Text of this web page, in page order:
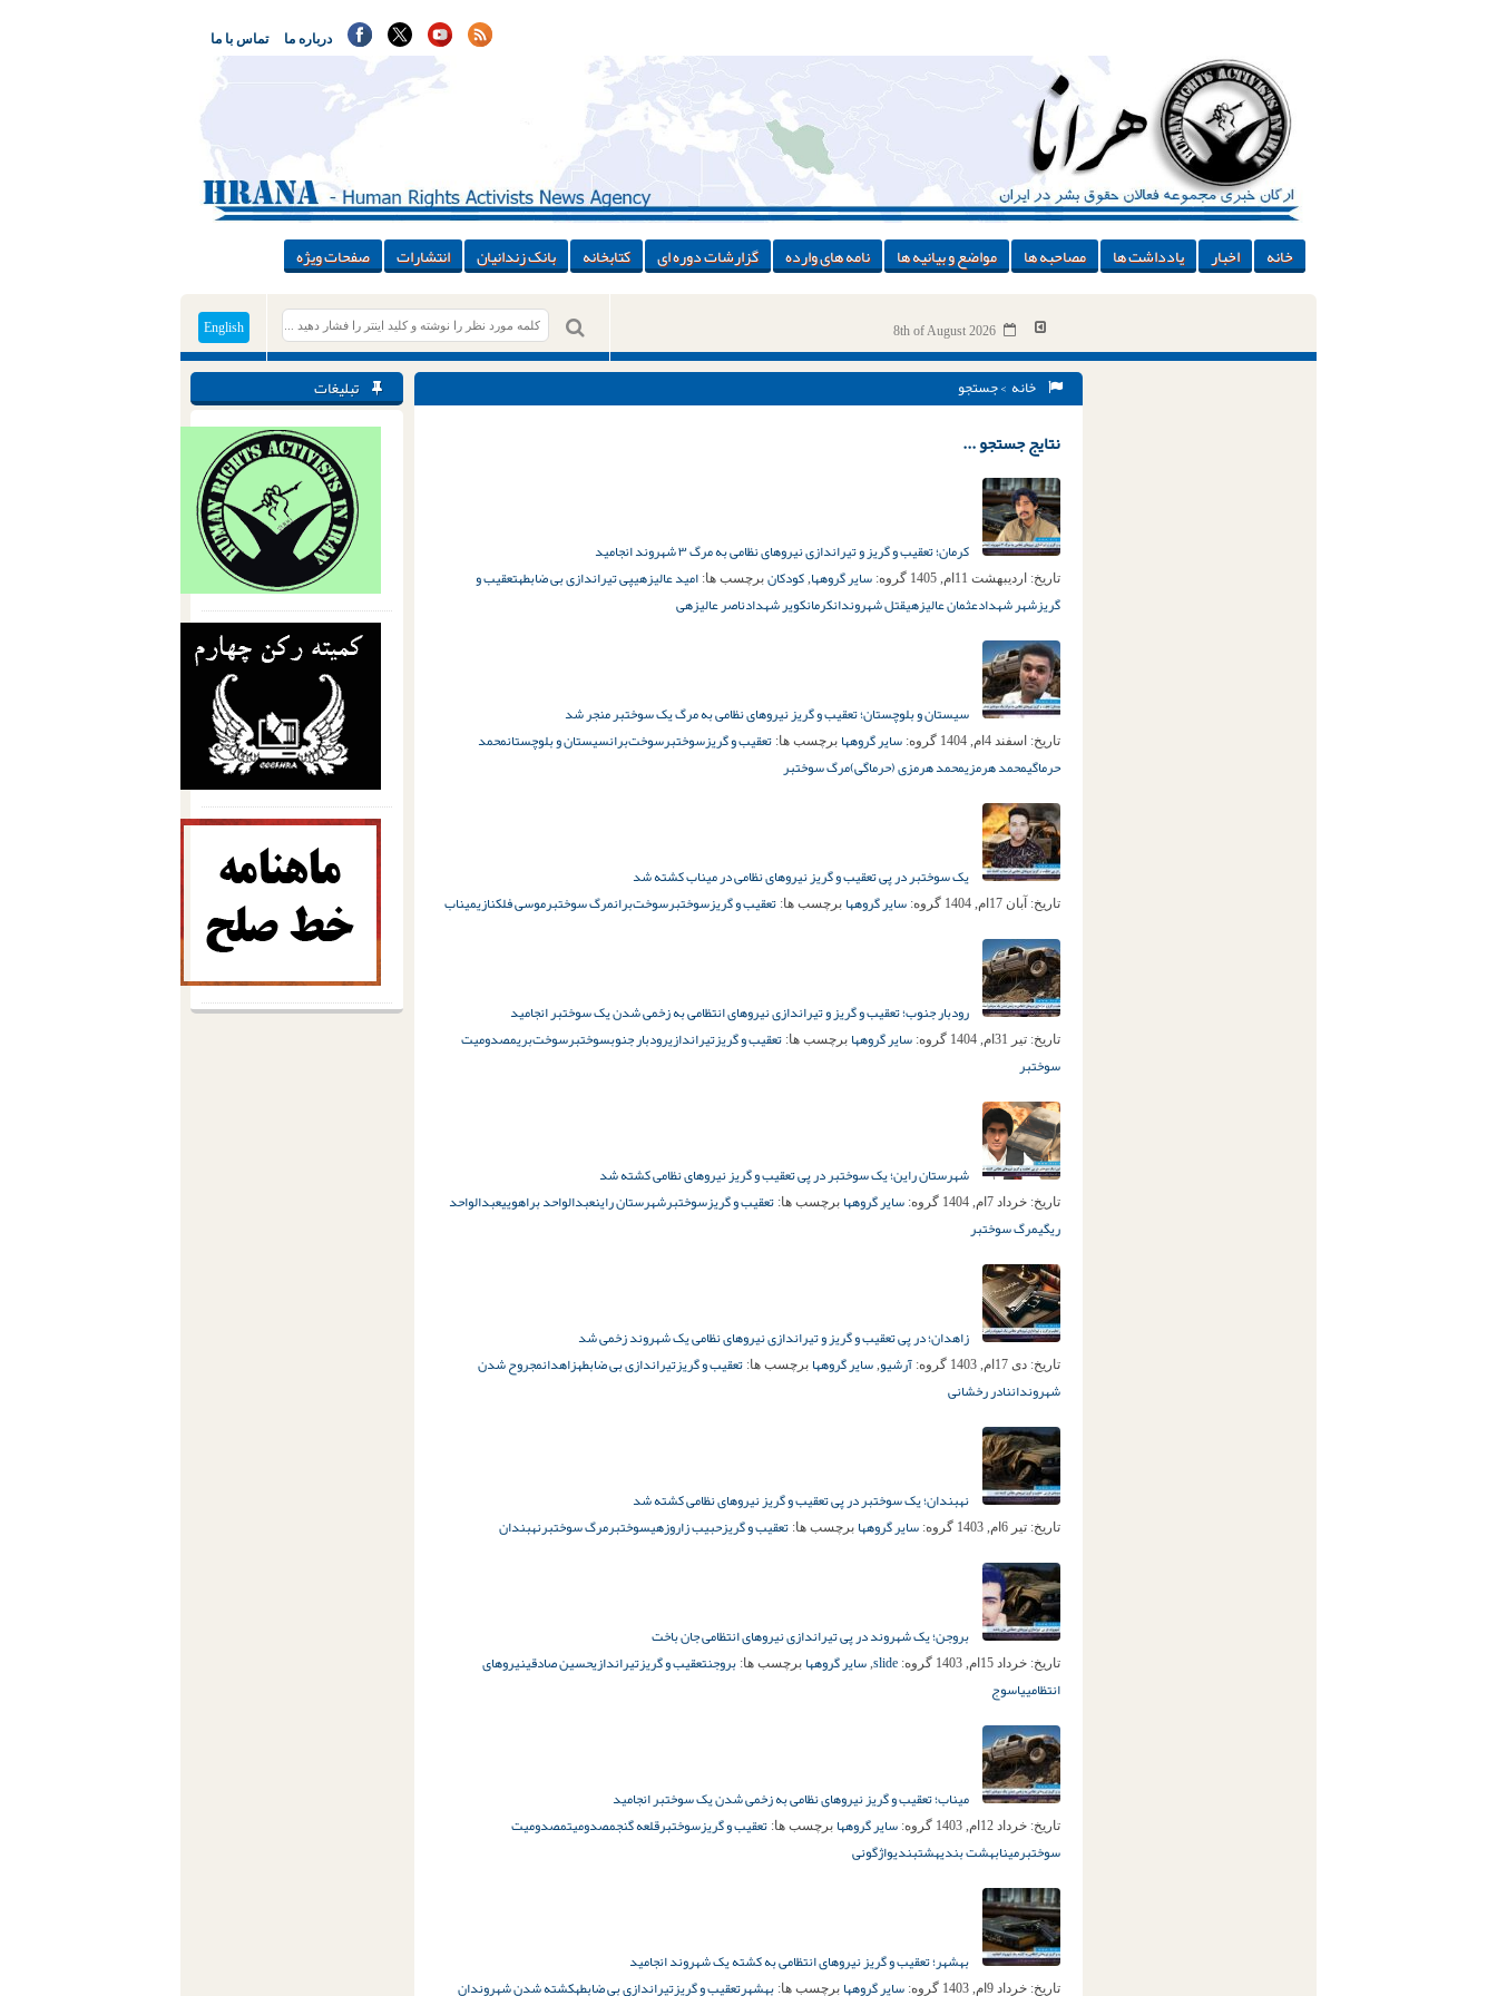
تماس با ما درباره ما
خانه اخبار یادداشت ها مصاحبه ها مواضع و بیانیه ها نامه های وارده گزارشات دوره ای کتابخانه بانک زندانیان انتشارات صفحات ویژه
English 8th of August 2026
تبلیغات خانه > جستجو
نتایج جستجو ...
کرمان؛ تعقیب و گریز و تیراندازی نیروهای نظامی به مرگ ۳ شهروند انجامید
تاریخ: اردیبهشت 11ام, 1405 گروه: سایر گروهها, کودکان برچسب ها: امید عالیزهیپی تیراندازی بی ضابطهتعقیب و
گریزشهر شهدادعثمان عالیزهیقتل شهروندانکرمانکویر شهدادناصر عالیزهی
سیستان و بلوچستان؛ تعقیب و گریز نیروهای نظامی به مرگ یک سوختبر منجر شد
تاریخ: اسفند 4ام, 1404 گروه: سایر گروهها برچسب ها: تعقیب و گریزسوختبرسوخت‌برانسیستان و بلوچستانمحمد
حرماگیمحمد هرمزیمحمد هرمزی (حرماگی)مرگ سوختبر
یک سوختبر در پی تعقیب و گریز نیروهای نظامی در میناب کشته شد
تاریخ: آبان 17ام, 1404 گروه: سایر گروهها برچسب ها: تعقیب و گریزسوختبرسوخت‌برانمرگ سوختبرموسی فلکنازیمیناب
رودبار جنوب؛ تعقیب و گریز و تیراندازی نیروهای انتظامی به زخمی شدن یک سوختبر انجامید
تاریخ: تیر 31ام, 1404 گروه: سایر گروهها برچسب ها: تعقیب و گریزتیراندازیرودبار جنوبسوختبرسوخت‌بریمصدومیت
سوختبر
شهرستان راین؛ یک سوختبر در پی تعقیب و گریز نیروهای نظامی کشته شد
تاریخ: خرداد 7ام, 1404 گروه: سایر گروهها برچسب ها: تعقیب و گریزسوختبرشهرستان راینعبدالواحد براهوییعبدالواحد
ریگیمرگ سوختبر
زاهدان؛ در پی تعقیب و گریز و تیراندازی نیروهای نظامی یک شهروند زخمی شد
تاریخ: دی 17ام, 1403 گروه: آرشیو, سایر گروهها برچسب ها: تعقیب و گریزتیراندازی بی ضابطهزاهدانمجروح شدن
شهرونداننادر رخشانی
نهبندان؛ یک سوختبر در پی تعقیب و گریز نیروهای نظامی کشته شد
تاریخ: تیر 6ام, 1403 گروه: سایر گروهها برچسب ها: تعقیب و گریزحبیب زاروزهیسوختبرمرگ سوختبرنهبندان
بروجن؛ یک شهروند در پی تیراندازی نیروهای انتظامی جان باخت
تاریخ: خرداد 15ام, 1403 گروه: slide
, سایر گروهها برچسب ها: بروجنتعقیب و گریزتیراندازیحسین صادقینیروهای
انتظامییاسوج
میناب؛ تعقیب و گریز نیروهای نظامی به زخمی شدن یک سوختبر انجامید
تاریخ: خرداد 12ام, 1403 گروه: سایر گروهها برچسب ها: تعقیب و گریزسوختبرقلعه گنجمصدومیتمصدومیت
سوختبرمینابهشت‌ بندیهشتبندیواژگونی
بهشهر؛ تعقیب و گریز نیروهای انتظامی به کشته یک شهروند انجامید
تاریخ: خرداد 9ام, 1403 گروه: سایر گروهها برچسب ها: بهشهرتعقیب و گریزتیراندازی بی ضابطهکشته شدن شهروندان